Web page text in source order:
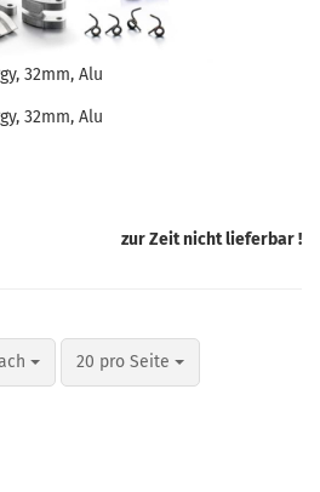
32mm, Alu
32mm, Alu
zur Zeit nicht lieferbar !
20 pro Seite
pro Seite